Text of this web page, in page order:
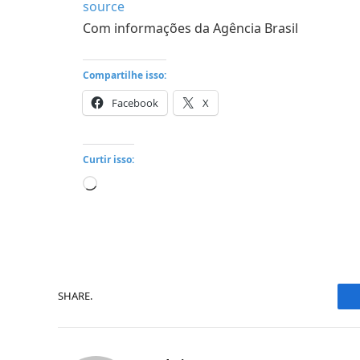
source
Com informações da Agência Brasil
Compartilhe isso:
Facebook X
Curtir isso:
Carregando...
SHARE.